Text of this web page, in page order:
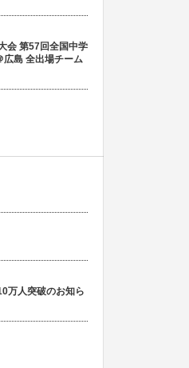
会 第57回全国中学
広島 全出場チーム
万人突破のお知ら